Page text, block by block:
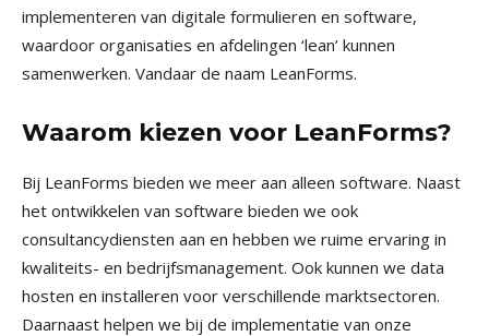
implementeren van digitale formulieren en software,
waardoor organisaties en afdelingen ‘lean’ kunnen
samenwerken. Vandaar de naam LeanForms.
Waarom kiezen voor LeanForms?
Bij LeanForms bieden we meer aan alleen software. Naast
het ontwikkelen van software bieden we ook
consultancydiensten aan en hebben we ruime ervaring in
kwaliteits- en bedrijfsmanagement. Ook kunnen we data
hosten en installeren voor verschillende marktsectoren.
Daarnaast helpen we bij de implementatie van onze